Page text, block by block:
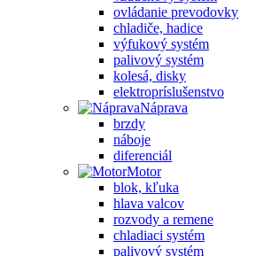
ovládanie prevodovky
chladiče, hadice
výfukový systém
palivový systém
kolesá, disky
elektropríslušenstvo
Náprava
brzdy
náboje
diferenciál
Motor
blok, kľuka
hlava valcov
rozvody a remene
chladiaci systém
palivový systém